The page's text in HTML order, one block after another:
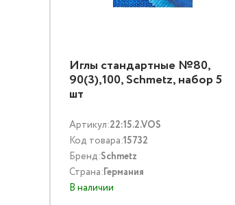
Иглы стандартные №80,
90(3),100, Schmetz, набор 5
шт
Артикул:22:15.2.VOS
Код товара:15732
Бренд:Schmetz
Страна:Германия
В наличии